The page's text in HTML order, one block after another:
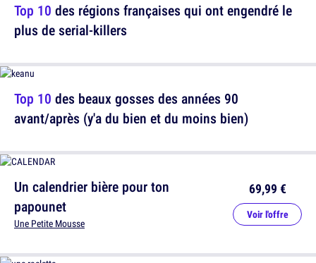
Top 10 des régions françaises qui ont engendré le
plus de serial-killers
Un calendrier bière pour ton
papounet
Une Petite Mousse
69,99 €
Voir l'offre
Top 10 des beaux gosses des années 90
avant/après (y'a du bien et du moins bien)